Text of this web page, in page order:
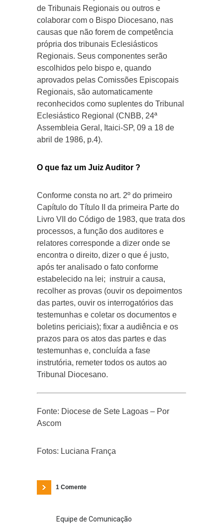
de Tribunais Regionais ou outros e
colaborar com o Bispo Diocesano, nas
causas que não forem de competência
própria dos tribunais Eclesiásticos
Regionais. Seus componentes serão
escolhidos pelo bispo e, quando
aprovados pelas Comissões Episcopais
Regionais, são automaticamente
reconhecidos como suplentes do Tribunal
Eclesiástico Regional (CNBB, 24ª
Assembleia Geral, Itaici-SP, 09 a 18 de
abril de 1986, p.4).
O que faz um Juiz Auditor ?
Conforme consta no art. 2º do primeiro
Capítulo do Título II da primeira Parte do
Livro VII do Código de 1983, que trata dos
processos, a função dos auditores e
relatores corresponde a dizer onde se
encontra o direito, dizer o que é justo,
após ter analisado o fato conforme
estabelecido na lei; instruir a causa,
recolher as provas (ouvir os depoimentos
das partes, ouvir os interrogatórios das
testemunhas e coletar os documentos e
boletins periciais); fixar a audiência e os
prazos para os atos das partes e das
testemunhas e, concluída a fase
instrutória, remeter todos os autos ao
Tribunal Diocesano.
Fonte: Diocese de Sete Lagoas – Por
Ascom
Fotos: Luciana França
1 Comente
Equipe de Comunicação